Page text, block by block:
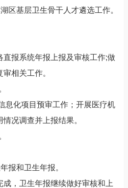
区基层卫生骨干人才遴选工作。
报系统年报上报及审核工作;做
相关工作。
息化项目预审工作；开展医疗机
况调查并上报结果。
报和卫生年报。
，卫生年报继续做好审核和上